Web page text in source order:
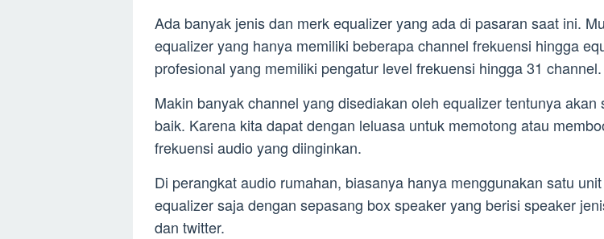
Ada banyak jenis dan merk equalizer yang ada di pasaran saat ini.
equalizer yang hanya memiliki beberapa channel frekuensi hingga
profesional yang memiliki pengatur level frekuensi hingga 31 channel.
Makin banyak channel yang disediakan oleh equalizer tentunya akan
baik. Karena kita dapat dengan leluasa untuk memotong atau
frekuensi audio yang diinginkan.
Di perangkat audio rumahan, biasanya hanya menggunakan satu unit
equalizer saja dengan sepasang box speaker yang berisi speaker
dan twitter.